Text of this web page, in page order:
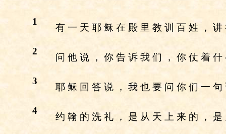
1
有 一 天 耶 稣 在 殿 里 教 训 百 姓 ，
2
问 他 说 ， 你 告 诉 我 们 ， 你 仗 着
3
耶 稣 回 答 说 ， 我 也 要 问 你 们 一
4
约 翰 的 洗 礼 ， 是 从 天 上 来 的 ，